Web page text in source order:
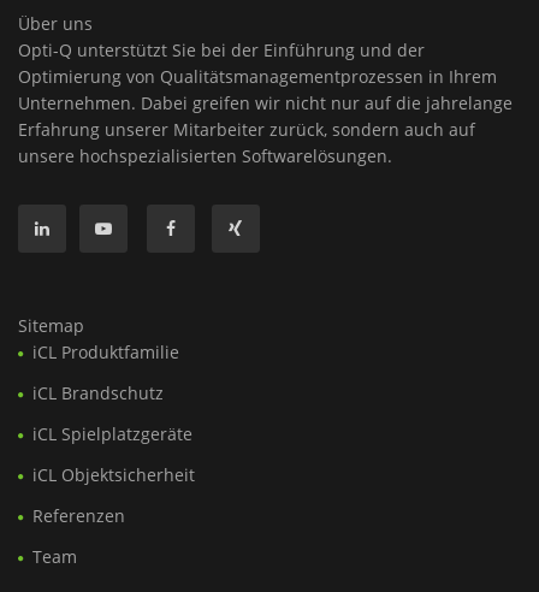
Über uns
Opti-Q unterstützt Sie bei der Einführung und der
Optimierung von Qualitätsmanagementprozessen in Ihrem
Unternehmen. Dabei greifen wir nicht nur auf die jahrelange
Erfahrung unserer Mitarbeiter zurück, sondern auch auf
unsere hochspezialisierten Softwarelösungen.
Sitemap
iCL Produktfamilie
iCL Brandschutz
iCL Spielplatzgeräte
iCL Objektsicherheit
Referenzen
Team